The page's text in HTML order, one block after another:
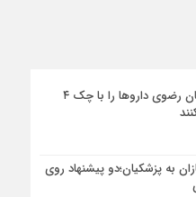
داروخانه‌های خراسان رضوی داروها را با چک ۴
به پزشکیان؛دو پیشنهاد روی